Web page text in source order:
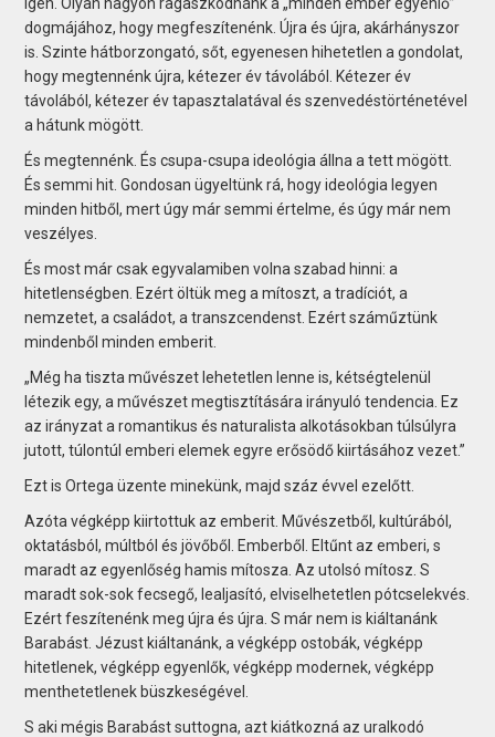
dogmájához, hogy megfeszítenénk. Újra és újra, akárhányszor
is. Szinte hátborzongató, sőt, egyenesen hihetetlen a gondolat,
hogy megtennénk újra, kétezer év távolából. Kétezer év
távolából, kétezer év tapasztalatával és szenvedéstörténetével
a hátunk mögött.
És megtennénk. És csupa-csupa ideológia állna a tett mögött.
És semmi hit. Gondosan ügyeltünk rá, hogy ideológia legyen
minden hitből, mert úgy már semmi értelme, és úgy már nem
veszélyes.
És most már csak egyvalamiben volna szabad hinni: a
hitetlenségben. Ezért öltük meg a mítoszt, a tradíciót, a
nemzetet, a családot, a transzcendenst. Ezért száműztünk
mindenből minden emberit.
„Még ha tiszta művészet lehetetlen lenne is, kétségtelenül
létezik egy, a művészet megtisztítására irányuló tendencia. Ez
az irányzat a romantikus és naturalista alkotásokban túlsúlyra
jutott, túlontúl emberi elemek egyre erősödő kiirtásához vezet.”
Ezt is Ortega üzente minekünk, majd száz évvel ezelőtt.
Azóta végképp kiirtottuk az emberit. Művészetből, kultúrából,
oktatásból, múltból és jövőből. Emberből. Eltűnt az emberi, s
maradt az egyenlőség hamis mítosza. Az utolsó mítosz. S
maradt sok-sok fecsegő, lealjasító, elviselhetetlen pótcselekvés.
Ezért feszítenénk meg újra és újra. S már nem is kiáltanánk
Barabást. Jézust kiáltanánk, a végképp ostobák, végképp
hitetlenek, végképp egyenlők, végképp modernek, végképp
menthetetlenek büszkeségével.
S aki mégis Barabást suttogna, azt kiátkozná az uralkodó